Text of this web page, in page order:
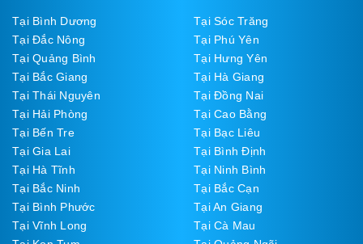
Tại Bình Dương
Tại Sóc Trăng
Tại Đắc Nông
Tại Phú Yên
Tại Quảng Bình
Tại Hưng Yên
Tại Bắc Giang
Tại Hà Giang
Tại Thái Nguyên
Tại Đồng Nai
Tại Hải Phòng
Tại Cao Bằng
Tại Bến Tre
Tại Bạc Liêu
Tại Gia Lai
Tại Bình Định
Tại Hà Tĩnh
Tại Ninh Bình
Tại Bắc Ninh
Tại Bắc Cạn
Tại Bình Phước
Tại An Giang
Tại Vĩnh Long
Tại Cà Mau